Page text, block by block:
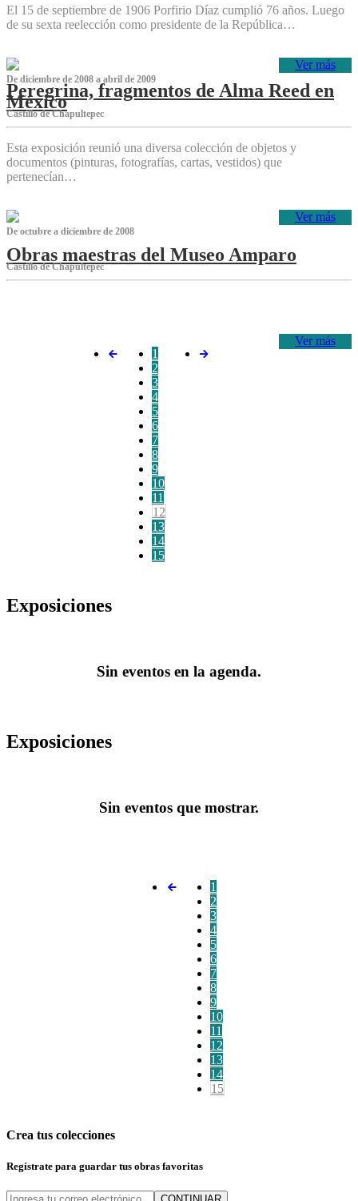
El 15 de septiembre de 1906 Porfirio Díaz cumplió 76 años. Luego
de su sexta reelección como presidente de la República…
Ver más
De diciembre de 2008 a abril de 2009
Peregrina, fragmentos de Alma Reed en
México
Castillo de Chapultepec
Esta exposición reunió una diversa colección de objetos y
documentos (pinturas, fotografías, cartas, vestidos) que
pertenecían…
Ver más
De octubre a diciembre de 2008
Obras maestras del Museo Amparo
Castillo de Chapultepec
Ver más
1
2
3
4
5
6
7
8
9
10
11
12
13
14
15
Exposiciones
Sin eventos en la agenda.
Exposiciones
Sin eventos que mostrar.
1
2
3
4
5
6
7
8
9
10
11
12
13
14
15
Crea tus colecciones
Regístrate para guardar tus obras favoritas